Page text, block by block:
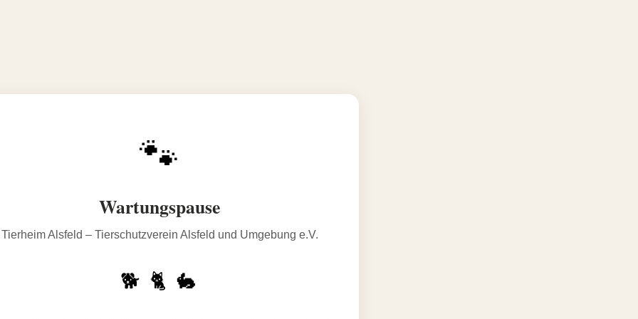
🐾
Wartungspause
Tierheim Alsfeld – Tierschutzverein Alsfeld und Umgebung e.V.
🐕 🐈 🐇